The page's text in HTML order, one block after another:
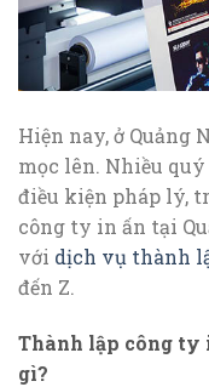
Hiện nay, ở Quảng
mọc lên. Nhiều
điều kiện pháp lý,
công ty in ấn tại
với dịch vụ thành
đến Z.
Thành lập công ty
gì?